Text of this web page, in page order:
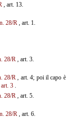
, art. 13.
28/R, art. 1.
28/R, art. 3.
28/R , art. 4; poi il capo è
3.
28/R, art. 5.
28/R, art. 6.